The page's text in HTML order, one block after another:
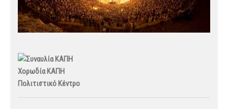
Χορωδία ΚΑΠΗ
Πολιτιστικό Κέντρο